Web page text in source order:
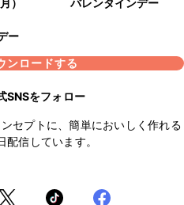
） バレンタインデー
ー
ンロードする
SNSをフォロー
セプトに、簡単においしく作れる
配信しています。